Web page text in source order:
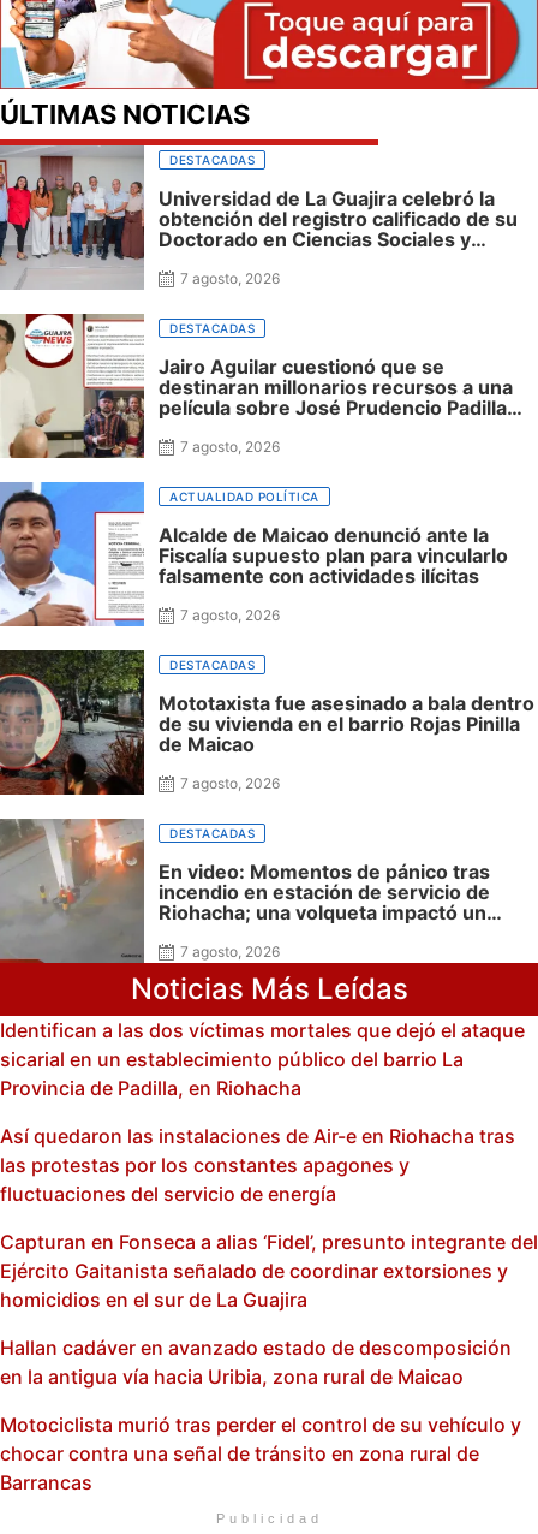
ÚLTIMAS NOTICIAS
DESTACADAS
Universidad de La Guajira celebró la
obtención del registro calificado de su
Doctorado en Ciencias Sociales y
con impacto regional
7 agosto, 2026
DESTACADAS
Jairo Aguilar cuestionó que se
destinaran millonarios recursos a una
película sobre José Prudencio Padilla
ni incluyó al departamento, mientras
honor en Riohacha
7 agosto, 2026
ACTUALIDAD POLÍTICA
Alcalde de Maicao denunció ante la
Fiscalía supuesto plan para vincularlo
falsamente con actividades ilícitas
7 agosto, 2026
DESTACADAS
Mototaxista fue asesinado a bala dentro
de su vivienda en el barrio Rojas Pinilla
de Maicao
7 agosto, 2026
DESTACADAS
En video: Momentos de pánico tras
incendio en estación de servicio de
Riohacha; una volqueta impactó un
reversa
7 agosto, 2026
Noticias Más Leídas
Identifican a las dos víctimas mortales que dejó el ataque
sicarial en un establecimiento público del barrio La
Provincia de Padilla, en Riohacha
Así quedaron las instalaciones de Air-e en Riohacha tras
las protestas por los constantes apagones y
fluctuaciones del servicio de energía
Capturan en Fonseca a alias ‘Fidel’, presunto integrante del
Ejército Gaitanista señalado de coordinar extorsiones y
homicidios en el sur de La Guajira
Hallan cadáver en avanzado estado de descomposición
en la antigua vía hacia Uribia, zona rural de Maicao
Motociclista murió tras perder el control de su vehículo y
chocar contra una señal de tránsito en zona rural de
Barrancas
Publicidad